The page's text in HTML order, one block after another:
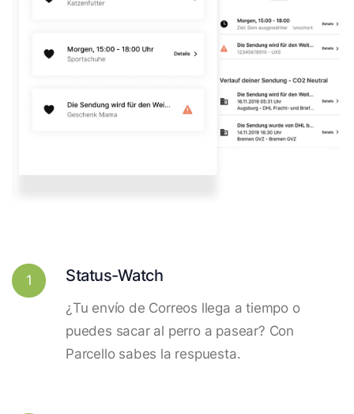
1 Status-Watch
¿Tu envío de Correos llega a tiempo o
puedes sacar al perro a pasear? Con
Parcello sabes la respuesta.